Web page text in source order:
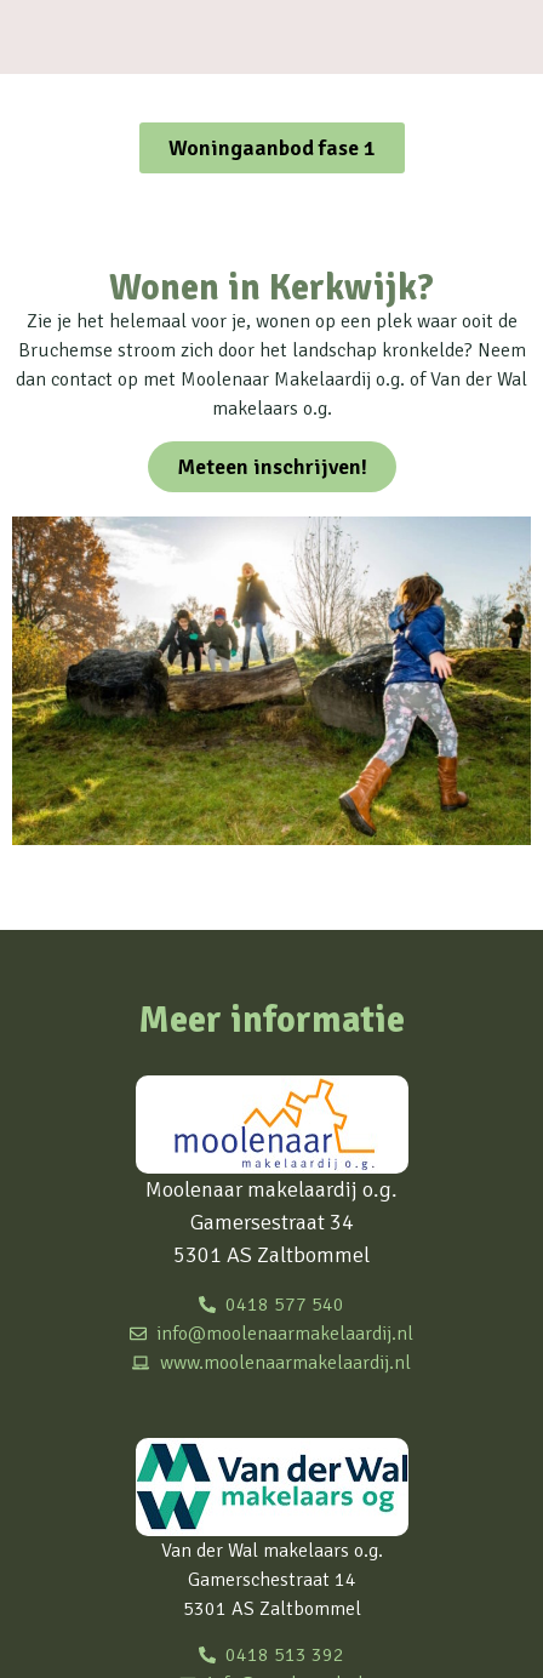
Woningaanbod fase 1
Wonen in Kerkwijk?
Zie je het helemaal voor je, wonen op een plek waar ooit de
Bruchemse stroom zich door het landschap kronkelde? Neem
dan contact op met Moolenaar Makelaardij o.g. of Van der Wal
makelaars o.g.
Meteen inschrijven!
Meer informatie
Moolenaar makelaardij o.g.
Gamersestraat 34
5301 AS Zaltbommel
0418 577 540
info@moolenaarmakelaardij.nl
www.moolenaarmakelaardij.nl
Van der Wal makelaars o.g.
Gamerschestraat 14
5301 AS Zaltbommel
0418 513 392